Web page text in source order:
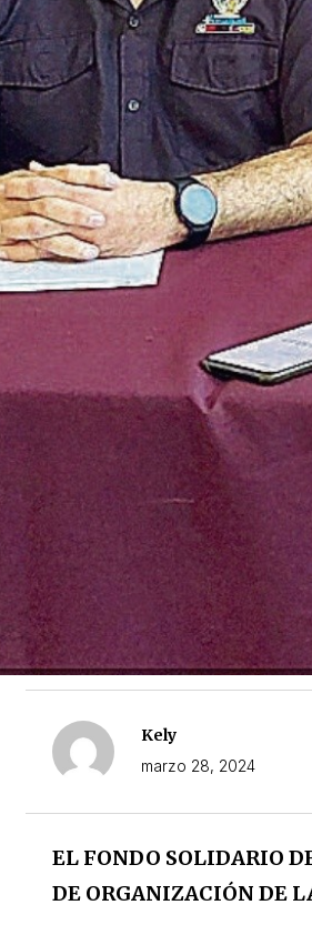
Kely
marzo 28, 2024
EL FONDO SOLIDARIO
DE ORGANIZACIÓN DE